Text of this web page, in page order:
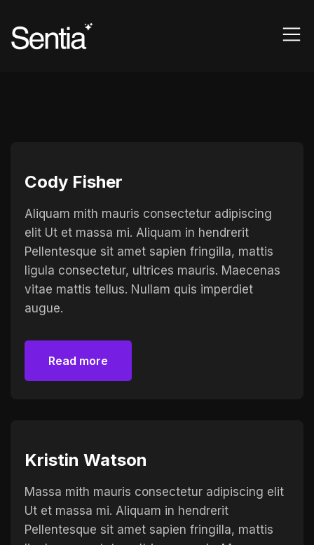
Cody Fisher
Aliquam mith mauris consectetur adipiscing
elit Ut et massa mi. Aliquam in hendrerit
Pellentesque sit amet sapien fringilla, mattis
ligula consectetur, ultrices mauris. Maecenas
vitae mattis tellus. Nullam quis imperdiet
augue.
Read more
Kristin Watson
Massa mith mauris consectetur adipiscing elit
Ut et massa mi. Aliquam in hendrerit
Pellentesque sit amet sapien fringilla, mattis